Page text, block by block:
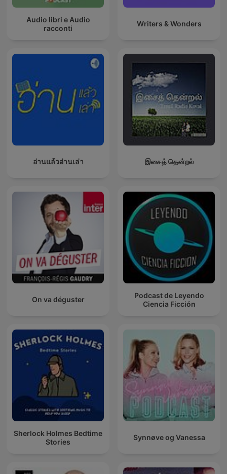
Audio libri e Audio
racconti
Writers & Wonders
อ่านแล้วอ่านเล่า இசைத் தென்றல்
On va déguster
Podcast de Leyendo
Ciencia Ficción
Sherlock Holmes Bedtime
Stories
Synnøve og Vanessa